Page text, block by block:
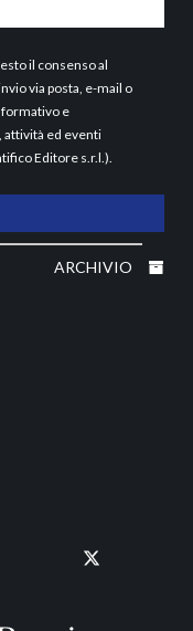
il consenso al
via posta, e-mail o
e
attività ed eventi
Editore s.r.l.).
ARCHIVIO